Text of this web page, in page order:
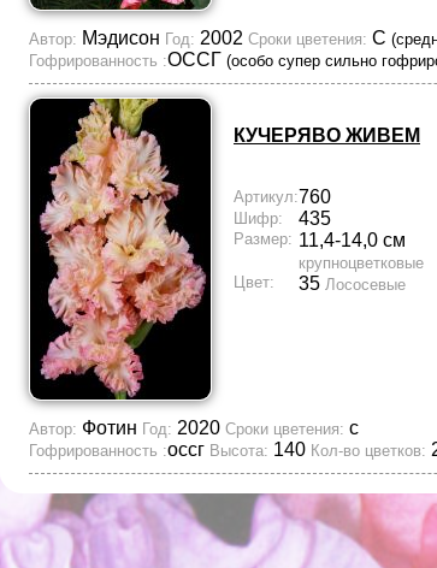
Автор: Мэдисон Год: 2002 Сроки цветения: С
Гофрированность :ОССГ (особо супер сильно
КУЧЕРЯВО ЖИВЕМ
Артикул:760
Шифр: 435
Размер: 11,4-14,0 см
крупноцветковые
Цвет:
35 Лососевые
Автор: Фотин Год: 2020 Сроки цветения: с
Гофрированность :оссг Высота: 140 Кол-во цветков: